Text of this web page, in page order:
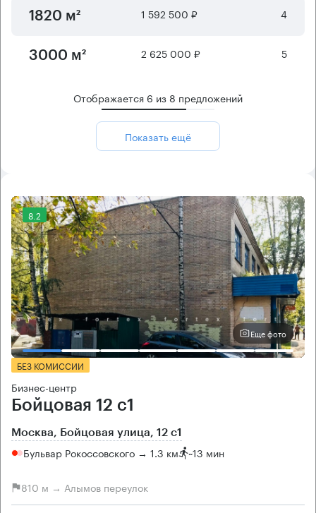
1820 м² 1 592 500 ₽ 4
3000 м² 2 625 000 ₽ 5
Отображается 6 из 8 предложений
Показать ещё
8.2
Еще фото
БЕЗ КОМИССИИ
Бизнес-центр
Бойцовая 12 с1
Москва, Бойцовая улица, 12 с1
Бульвар Рокоссовского → 1.3 км ~13 мин
810 м → Алымов переулок